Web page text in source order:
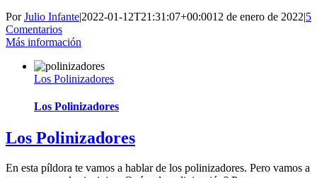
PorJulio Infante|2022-01-12T21:31:07+00:0012 de enero de 2022|5
Comentarios
Más información
Los Polinizadores
Los Polinizadores
Los Polinizadores
En esta píldora te vamos a hablar de los polinizadores. Pero vamos a